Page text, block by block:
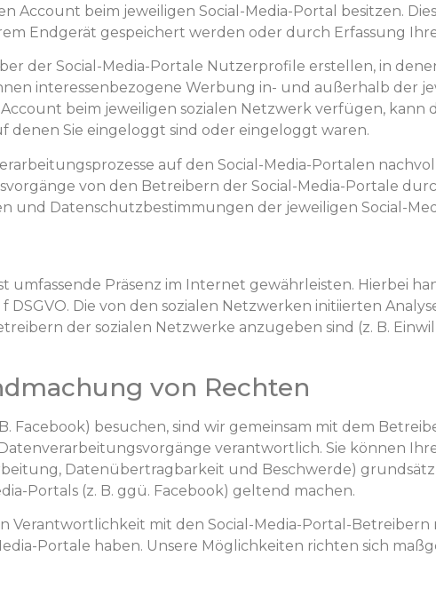
Account beim jeweiligen Social-Media-Portal besitzen.
Endgerät gespeichert werden oder durch Erfassung
der Social-Media-Portale Nutzerprofile erstellen, in
interessenbezogene Werbung in- und außerhalb der
beim jeweiligen sozialen Netzwerk verfügen, kann
Sie eingeloggt sind oder eingeloggt waren.
auf den Social-Media-Portalen
von den Betreibern der Social-Media-Portale
und Datenschutzbestimmungen der jeweiligen Social-
umfassende Präsenz im Internet gewährleisten. Hierbei
f DSGVO. Die von den sozialen Netzwerken initiierten
der sozialen Netzwerke anzugeben sind (z. B.
von Rechten
Facebook) besuchen, sind wir gemeinsam mit dem
verantwortlich. Sie können
Datenübertragbarkeit und Beschwerde)
Portals (z. B. ggü. Facebook) geltend machen.
Verantwortlichkeit mit den Social-Media-Portal-
Portale haben. Unsere Möglichkeiten richten sich